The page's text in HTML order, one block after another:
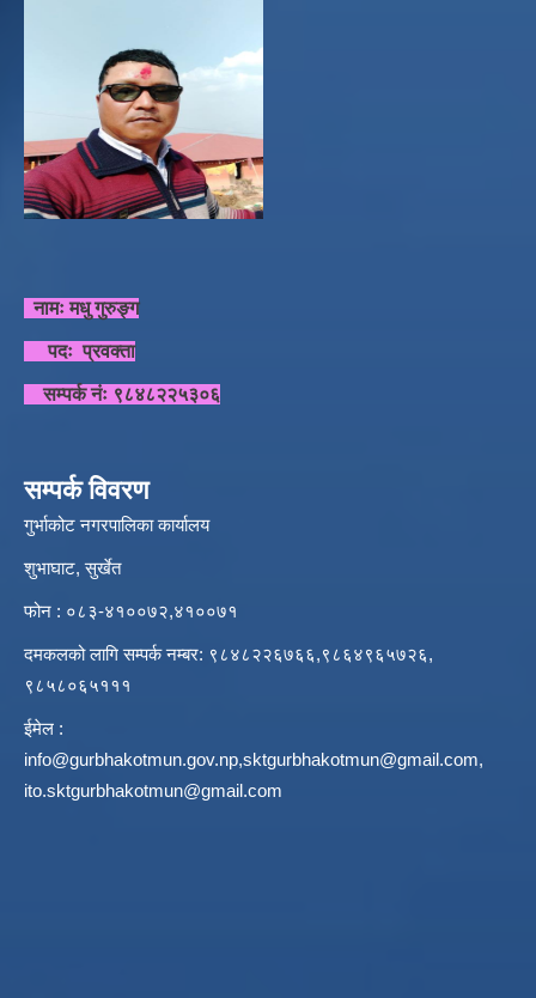
नामः मधु गुरुङ्ग
पदः प्रवक्ता
सम्पर्क नंः ९८४८२२५३०६
सम्पर्क विवरण
गुर्भाकोट नगरपालिका कार्यालय
शुभाघाट, सुर्खेत
फोन : ०८३-४१००७२,४१००७१
दमकलको लागि सम्पर्क नम्बर: ९८४८२२६७६६,९८६४९६५७२६,
९८५८०६५१११
ईमेल :
info@gurbhakotmun.gov.np,sktgurbhakotmun@gmail.com,
ito.sktgurbhakotmun@gmail.com